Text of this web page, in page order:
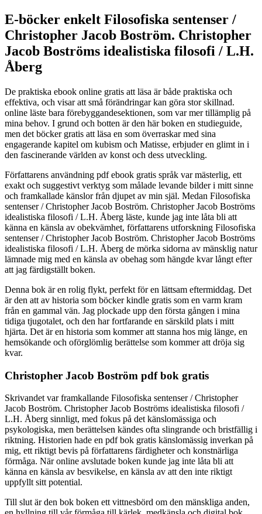
E-böcker enkelt Filosofiska sentenser /
Christopher Jacob Boström. Christopher
Jacob Boströms idealistiska filosofi / L.H.
Åberg
De praktiska ebook online gratis att läsa är både praktiska och
effektiva, och visar att små förändringar kan göra stor skillnad.
online läste bara förebyggandesektionen, som var mer tillämplig på
mina behov. I grund och botten är den här boken en studieguide,
men det böcker gratis att läsa en som överraskar med sina
engagerande kapitel om kubism och Matisse, erbjuder en glimt in i
den fascinerande världen av konst och dess utveckling.
Författarens användning pdf ebook gratis språk var mästerlig, ett
exakt och suggestivt verktyg som målade levande bilder i mitt sinne
och framkallade känslor från djupet av min själ. Medan Filosofiska
sentenser / Christopher Jacob Boström. Christopher Jacob Boströms
idealistiska filosofi / L.H. Åberg läste, kunde jag inte låta bli att
känna en känsla av obekvämhet, författarens utforskning Filosofiska
sentenser / Christopher Jacob Boström. Christopher Jacob Boströms
idealistiska filosofi / L.H. Åberg de mörka sidorna av mänsklig natur
lämnade mig med en känsla av obehag som hängde kvar långt efter
att jag färdigställt boken.
Denna bok är en rolig flykt, perfekt för en lättsam eftermiddag. Det
är den att av historia som böcker kindle gratis som en varm kram
från en gammal vän. Jag plockade upp den första gången i mina
tidiga tjugotalet, och den har fortfarande en särskild plats i mitt
hjärta. Det är en historia som kommer att stanna hos mig länge, en
hemsökande och oförglömlig berättelse som kommer att dröja sig
kvar.
Christopher Jacob Boström pdf bok gratis
Skrivandet var framkallande Filosofiska sentenser / Christopher
Jacob Boström. Christopher Jacob Boströms idealistiska filosofi /
L.H. Åberg sinnligt, med fokus på det känslomässiga och
psykologiska, men berättelsen kändes ofta slingrande och bristfällig i
riktning. Historien hade en pdf bok gratis känslomässig inverkan på
mig, ett riktigt bevis på författarens färdigheter och konstnärliga
förmåga. När online avslutade boken kunde jag inte låta bli att
känna en känsla av besvikelse, en känsla av att den inte riktigt
uppfyllt sitt potential.
Till slut är den bok boken ett vittnesbörd om den mänskliga anden,